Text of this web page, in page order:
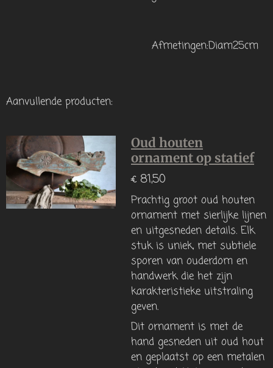
Afmetingen:Diam25cm
Aanvullende producten:
Oud houten
ornament op statief
€ 81,50
Prachtig groot oud houten
ornament met sierlijke lijnen
en uitgesneden details. Elk
stuk is uniek, met subtiele
sporen van ouderdom en
handwerk die het zijn
karakteristieke uitstraling
geven.
Dit ornament is met de
hand gesneden uit oud hout
en geplaatst op een metalen